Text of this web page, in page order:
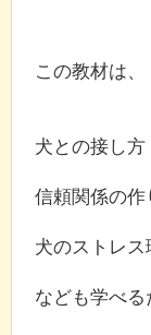
この教材は、
犬との接し方
信頼関係の作
犬のストレス
なども学べる